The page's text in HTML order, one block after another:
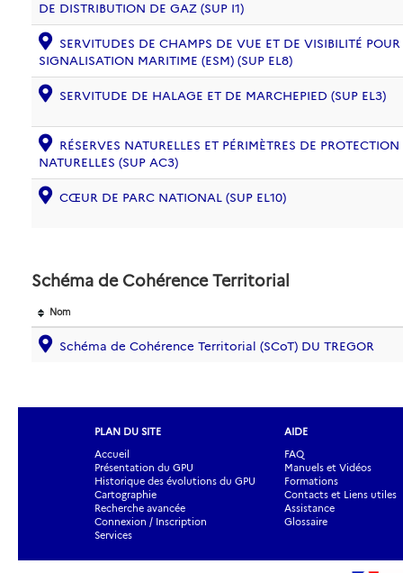
DE DISTRIBUTION DE GAZ (SUP I1)
SERVITUDES DE CHAMPS DE VUE ET DE VISIBILITÉ POUR
SIGNALISATION MARITIME (ESM) (SUP EL8)
SERVITUDE DE HALAGE ET DE MARCHEPIED (SUP EL3)
RÉSERVES NATURELLES ET PÉRIMÈTRES DE
NATURELLES (SUP AC3)
CŒUR DE PARC NATIONAL (SUP EL10)
Schéma de Cohérence Territorial
Nom
Schéma de Cohérence Territorial (SCoT) DU TREGOR
PLAN DU SITE
Accueil
Présentation du GPU
Historique des évolutions du GPU
Cartographie
Recherche avancée
Connexion / Inscription
Services
AIDE
FAQ
Manuels et Vidéos
Formations
Contacts et Liens utiles
Assistance
Glossaire